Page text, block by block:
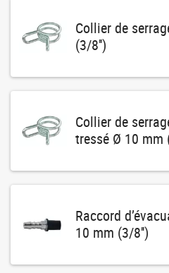
Collier de
(3/8'')
Collier de
tressé Ø 10 mm
Raccord
10 mm (3/8'')